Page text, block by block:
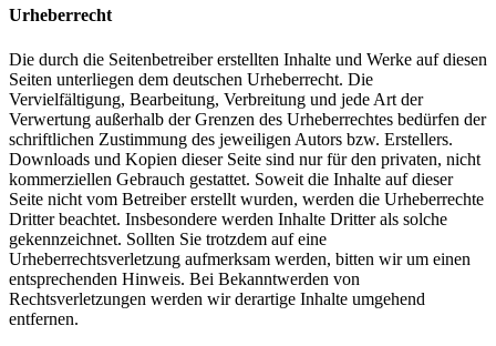
Urheberrecht
Die durch die Seitenbetreiber erstellten Inhalte und Werke auf diesen
Seiten unterliegen dem deutschen Urheberrecht. Die
Vervielfältigung, Bearbeitung, Verbreitung und jede Art der
Verwertung außerhalb der Grenzen des Urheberrechtes bedürfen der
schriftlichen Zustimmung des jeweiligen Autors bzw. Erstellers.
Downloads und Kopien dieser Seite sind nur für den privaten, nicht
kommerziellen Gebrauch gestattet. Soweit die Inhalte auf dieser
Seite nicht vom Betreiber erstellt wurden, werden die Urheberrechte
Dritter beachtet. Insbesondere werden Inhalte Dritter als solche
gekennzeichnet. Sollten Sie trotzdem auf eine
Urheberrechtsverletzung aufmerksam werden, bitten wir um einen
entsprechenden Hinweis. Bei Bekanntwerden von
Rechtsverletzungen werden wir derartige Inhalte umgehend
entfernen.